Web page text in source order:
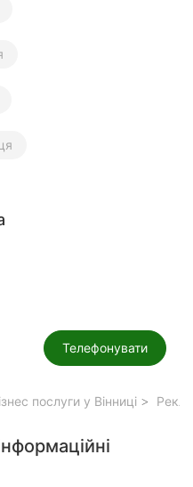
Телефонувати
послуги у Вінниці